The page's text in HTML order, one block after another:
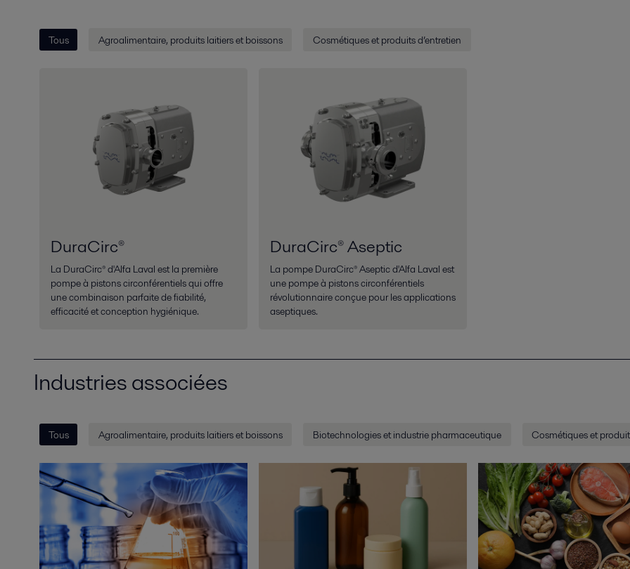
Tous Agroalimentaire, produits laitiers et boissons Cosmétiques et produits d’entretien
DuraCirc®
La DuraCirc® d'Alfa Laval est la première
pompe à pistons circonférentiels qui offre
une combinaison parfaite de fiabilité,
efficacité et conception hygiénique.
DuraCirc® Aseptic
La pompe DuraCirc® Aseptic d'Alfa Laval est
une pompe à pistons circonférentiels
révolutionnaire conçue pour les applications
aseptiques.
Industries associées
Tous Agroalimentaire, produits laitiers et boissons Biotechnologies et industrie pharmaceutique Cosmétiques et